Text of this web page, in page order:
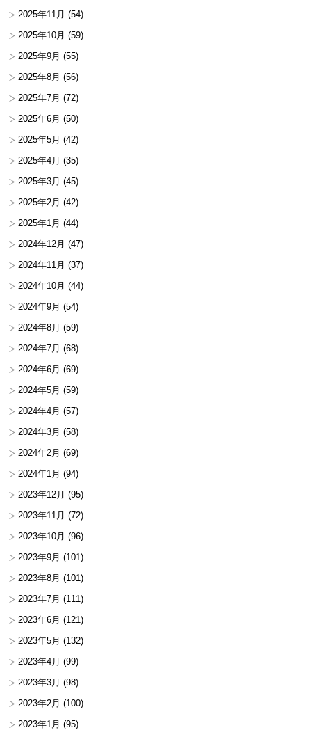
2025年11月 (54)
2025年10月 (59)
2025年9月 (55)
2025年8月 (56)
2025年7月 (72)
2025年6月 (50)
2025年5月 (42)
2025年4月 (35)
2025年3月 (45)
2025年2月 (42)
2025年1月 (44)
2024年12月 (47)
2024年11月 (37)
2024年10月 (44)
2024年9月 (54)
2024年8月 (59)
2024年7月 (68)
2024年6月 (69)
2024年5月 (59)
2024年4月 (57)
2024年3月 (58)
2024年2月 (69)
2024年1月 (94)
2023年12月 (95)
2023年11月 (72)
2023年10月 (96)
2023年9月 (101)
2023年8月 (101)
2023年7月 (111)
2023年6月 (121)
2023年5月 (132)
2023年4月 (99)
2023年3月 (98)
2023年2月 (100)
2023年1月 (95)